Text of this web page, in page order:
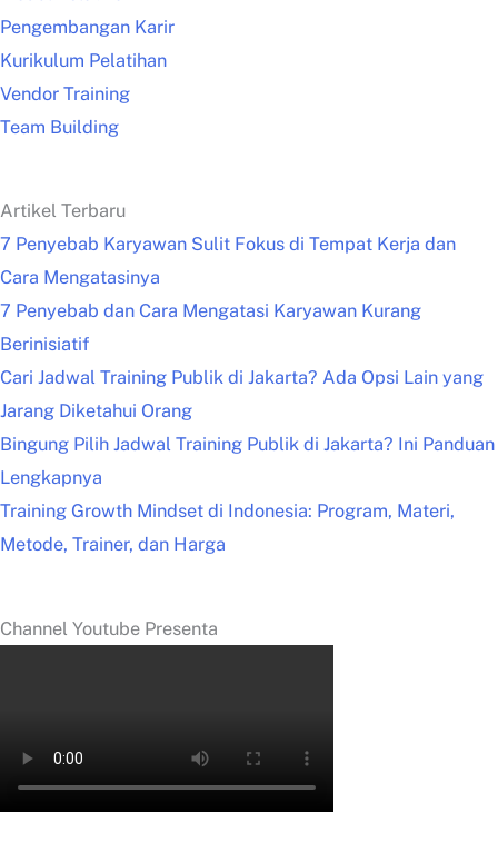
Pengembangan Karir
Kurikulum Pelatihan
Vendor Training
Team Building
Artikel Terbaru
7 Penyebab Karyawan Sulit Fokus di Tempat Kerja dan
Cara Mengatasinya
7 Penyebab dan Cara Mengatasi Karyawan Kurang
Berinisiatif
Cari Jadwal Training Publik di Jakarta? Ada Opsi Lain yang
Jarang Diketahui Orang
Bingung Pilih Jadwal Training Publik di Jakarta? Ini Panduan
Lengkapnya
Training Growth Mindset di Indonesia: Program, Materi,
Metode, Trainer, dan Harga
Channel Youtube Presenta